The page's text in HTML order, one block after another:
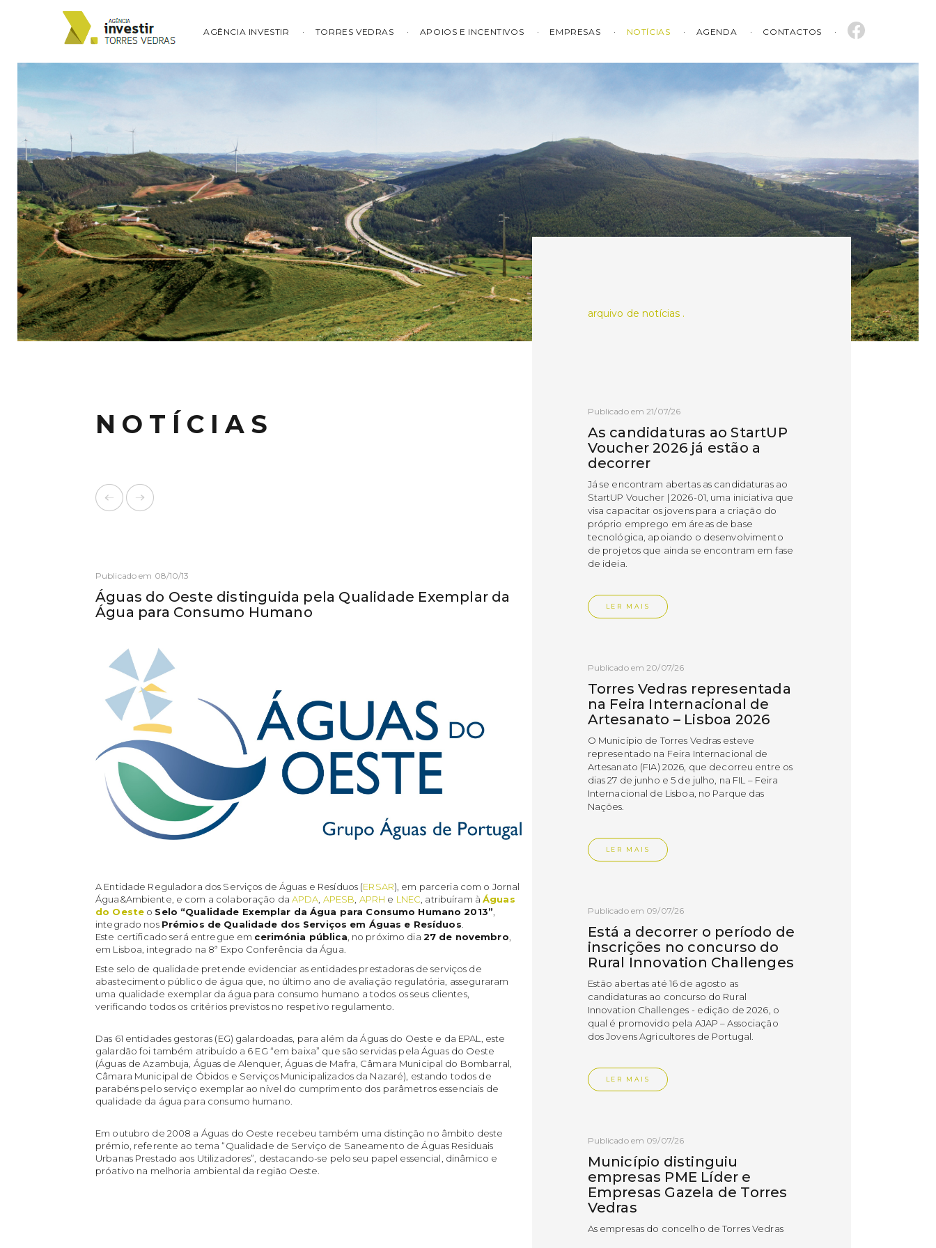
AGÊNCIA INVESTIR TORRES VEDRAS APOIOS E INCENTIVOS EMPRESAS NOTÍCIAS AGENDA CONTACTOS
NOTÍCIAS
Publicado em 08/10/13
Águas do Oeste distinguida pela Qualidade Exemplar da
Água para Consumo Humano
A Entidade Reguladora dos Serviços de Águas e Resíduos (ERSAR), em parceria com o Jornal
Água&Ambiente, e com a colaboração da APDA APESB APRH e LNEC , atribuíram àÁguas
do Oeste o Selo “Qualidade Exemplar da Água para Consumo Humano 2013”
integrado nos Prémios de Qualidade dos Serviços em Águas e Resíduos
Este certificado será entregue em cerimónia pública , no próximo dia 27 de novembro
em Lisboa, integrado na 8ª Expo Conferência da Água.
Este selo de qualidade pretende evidenciar as entidades prestadoras de serviços de
abastecimento público de água que, no último ano de avaliação regulatória, asseguraram
uma qualidade exemplar da água para consumo humano a todos os seus clientes,
verificando todos os critérios previstos no respetivo regulamento.
Das 61 entidades gestoras (EG) galardoadas, para além da Águas do Oeste e da EPAL, este
galardão foi também atribuído a 6 EG “em baixa” que são servidas pela Águas do Oeste
(Águas de Azambuja, Águas de Alenquer, Águas de Mafra, Câmara Municipal do Bombarral,
Câmara Municipal de Óbidos e Serviços Municipalizados da Nazaré), estando todos de
parabéns pelo serviço exemplar ao nível do cumprimento dos parâmetros essenciais de
qualidade da água para consumo humano.
Em outubro de 2008 a Águas do Oeste recebeu também uma distinção no âmbito deste
prémio, referente ao tema “Qualidade de Serviço de Saneamento de Águas Residuais
Urbanas Prestado aos Utilizadores”, destacando-se pelo seu papel essencial, dinâmico e
próativo na melhoria ambiental da região Oeste.
arquivo de notícias .
Publicado em 21/07/26
As candidaturas ao StartUP
Voucher 2026 já estão a
decorrer
Já se encontram abertas as candidaturas ao
StartUP Voucher | 2026-01, uma iniciativa que
visa capacitar os jovens para a criação do
próprio emprego em áreas de base
tecnológica, apoiando o desenvolvimento
de projetos que ainda se encontram em fase
de ideia.
LER MAIS
Publicado em 20/07/26
Torres Vedras representada
na Feira Internacional de
Artesanato – Lisboa 2026
O Município de Torres Vedras esteve
representado na Feira Internacional de
Artesanato (FIA) 2026, que decorreu entre os
dias 27 de junho e 5 de julho, na FIL – Feira
Internacional de Lisboa, no Parque das
Nações.
LER MAIS
Publicado em 09/07/26
Está a decorrer o período de
inscrições no concurso do
Rural Innovation Challenges
Estão abertas até 16 de agosto as
candidaturas ao concurso do Rural
Innovation Challenges - edição de 2026, o
qual é promovido pela AJAP – Associação
dos Jovens Agricultores de Portugal.
LER MAIS
Publicado em 09/07/26
Município distinguiu
empresas PME Líder e
Empresas Gazela de Torres
Vedras
As empresas do concelho de Torres Vedras